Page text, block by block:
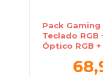
Pack
Teclado RGB
Óptico RGB